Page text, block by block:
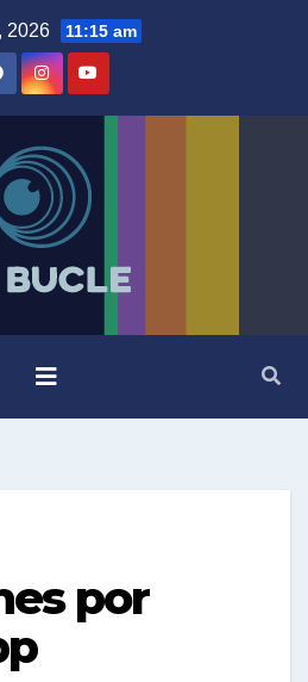
2026 11:15 am
por